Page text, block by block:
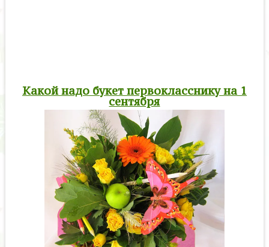
Какой надо букет первокласснику на 1
сентября